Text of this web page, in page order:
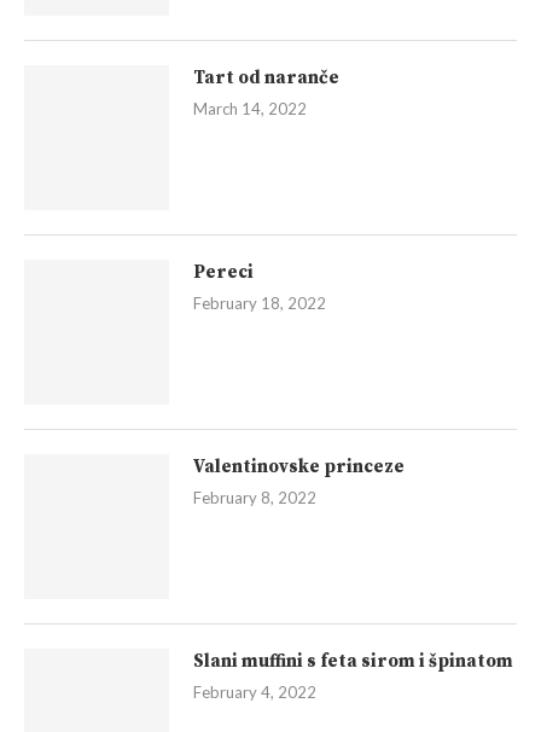
Tart od naranče
March 14, 2022
Pereci
February 18, 2022
Valentinovske princeze
February 8, 2022
Slani muffini s feta sirom i špinatom
February 4, 2022